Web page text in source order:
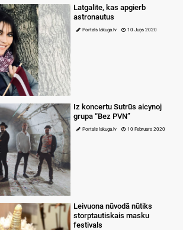
Latgalīte, kas apgierb
astronautus
Portals lakuga.lv 10 Juņs 2020
Iz koncertu Sutrūs aicynoj
grupa “Bez PVN”
Portals lakuga.lv 10 Februars 2020
Leivuona nūvodā nūtiks
storptautiskais masku
festivals